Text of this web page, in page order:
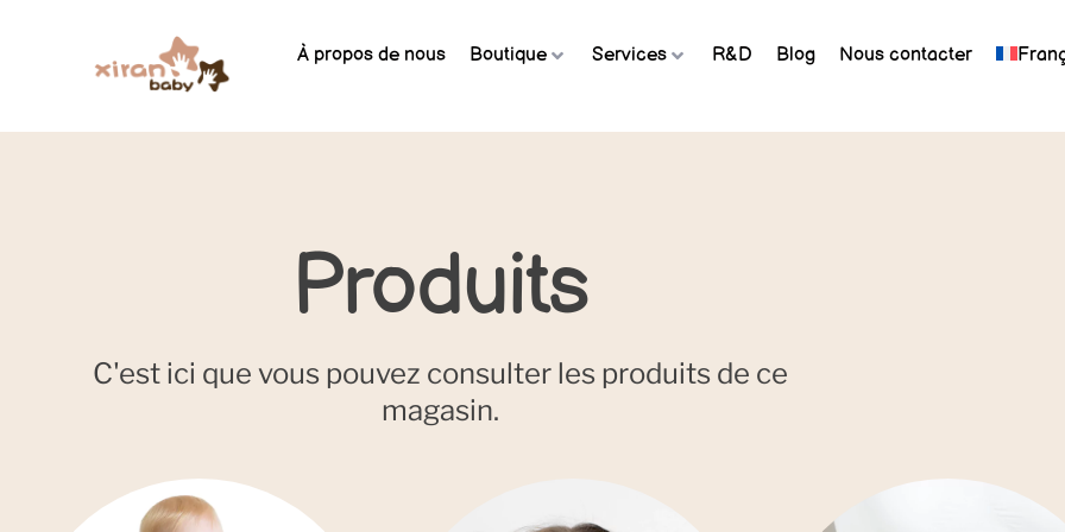
À propos de nous Boutique Services R&D Blog Nous contacter
Produits
C'est ici que vous pouvez consulter les produits de ce
magasin.